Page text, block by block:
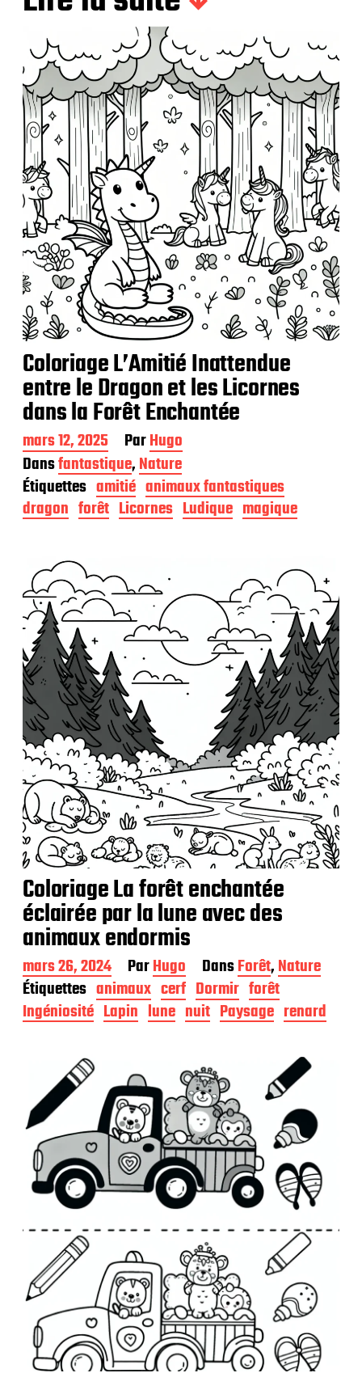
Coloriage L’Amitié Inattendue
entre le Dragon et les Licornes
dans la Forêt Enchantée
D
a
t
e
d
e
l
i
c
a
t
i
o
n
mars 12, 2025 ParHugo
Dansfantastique,Nature
Étiquettes amitié animaux fantastiques
dragon forêt Licornes Ludique magique
Coloriage La forêt enchantée
éclairée par la lune avec des
animaux endormis
D
a
t
e
i
n
mars 26, 2024 ParHugo DansForêt,Nature
Étiquettes animaux cerf Dormir forêt
Ingéniosité Lapin lune nuit Paysage renard